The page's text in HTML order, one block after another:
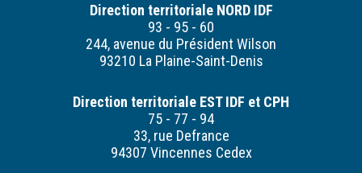
Direction territoriale NORD IDF
93 - 95 - 60
244, avenue du Président Wilson
93210 La Plaine-Saint-Denis
Direction territoriale EST IDF et CPH
75 - 77 - 94
33, rue Defrance
94307 Vincennes Cedex